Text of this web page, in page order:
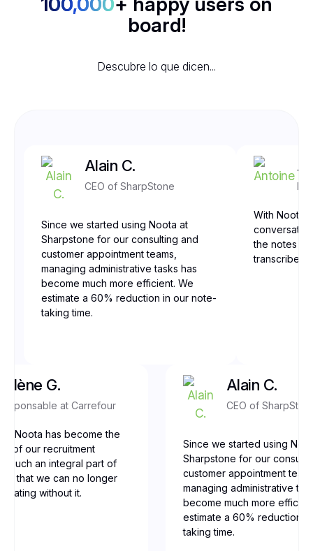
board!
Descubre lo que dicen...
Alain C.
CEO of SharpStone
Since we started using Noota at
Sharpstone for our consulting and
customer appointment teams,
managing administrative tasks has
become much more efficient. We
estimate a 60% reduction in our note-
taking time.
With Noota,
the notes
transcribed,
G.
at Carrefour
Noota has become the
of our recruitment
such an integral part of
that we can no longer
without it.
Alain C.
CEO of
Since we started using
Sharpstone for our
customer appointment
managing administrative
become much more
estimate a 60% reduction
taking time.